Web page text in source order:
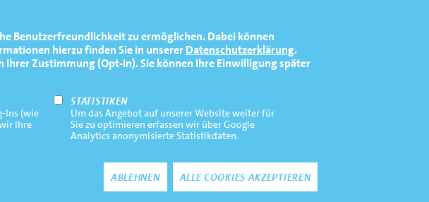
Benutzerfreundlichkeit zu ermöglichen. Dabei können
hierzu finden Sie in unsererDatenschutzerklärung.
Zustimmung (Opt-In). Sie können Ihre Einwilligung später
Ins (wie
Ihre
STATISTIKEN
Um das Angebot auf unserer Website weiter für
Sie zu optimieren erfassen wir über Google
Analytics anonymisierte Statistikdaten.
ABLEHNEN ALLE COOKIES AKZEPTIEREN
Ben Gebauer
Junioren-